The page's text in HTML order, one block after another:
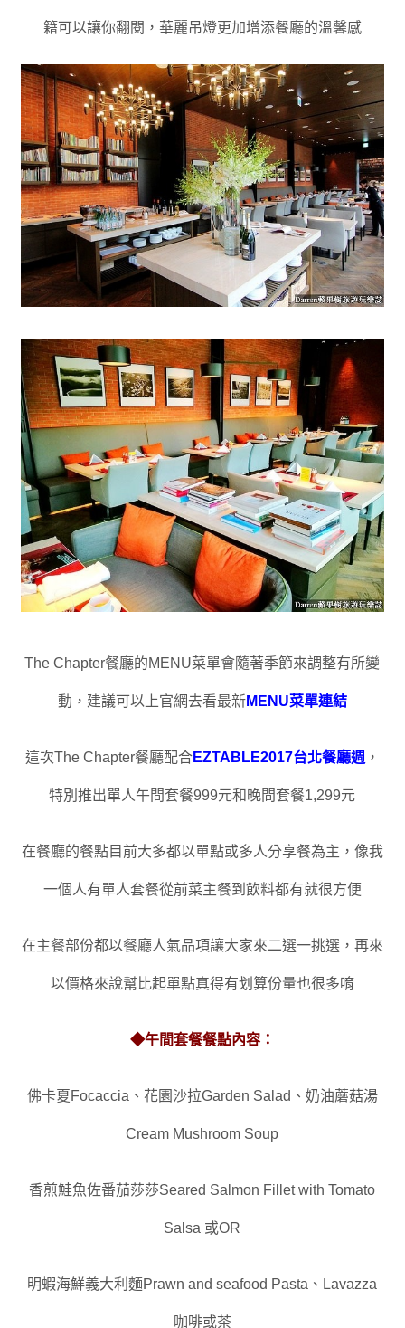
籍可以讓你翻閱 ， 華麗吊燈更加增添餐廳的溫馨感
The Chapter餐廳的MENU菜單會隨著季節來調整有所變
動 ， 建議可以上官網去看最新MENU菜單連結
這次The Chapter餐廳配合EZTABLE2017台北餐廳週 ，
特別推出單人午間套餐999元和晚間套餐1,299元
在餐廳的餐點目前大多都以單點或多人分享餐為主 ，像我
一個人有單人套餐從前菜主餐到飲料都有就很方便
在主餐部份都以餐廳人氣品項讓大家來二選一挑選， 再來
以價格來說幫比起單點真得有划算份量也很多唷
◆午間套餐餐點內容：
佛卡夏Focaccia 、 花園沙拉Garden Salad 、 奶油蘑菇湯
Cream Mushroom Soup
香煎鮭魚佐番茄莎莎Seared Salmon Fillet with Tomato
Salsa 或OR
明蝦海鮮義大利麵Prawn and seafood Pasta 、 Lavazza
咖啡或茶